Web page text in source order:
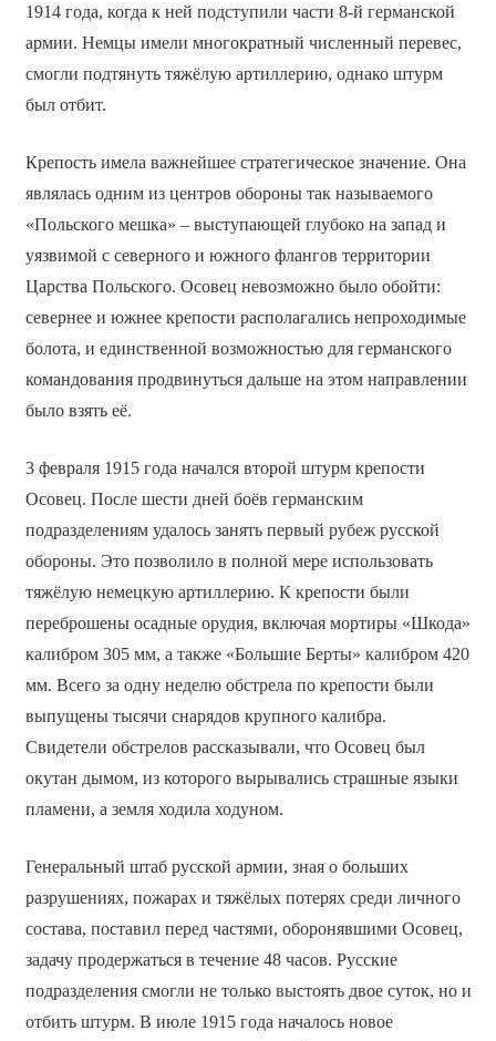
1914 года, когда к ней подступили части 8-й германской
армии. Немцы имели многократный численный перевес,
смогли подтянуть тяжёлую артиллерию, однако штурм
был отбит.
Крепость имела важнейшее стратегическое значение. Она
являлась одним из центров обороны так называемого
«Польского мешка» – выступающей глубоко на запад и
уязвимой с северного и южного флангов территории
Царства Польского. Осовец невозможно было обойти:
севернее и южнее крепости располагались непроходимые
болота, и единственной возможностью для германского
командования продвинуться дальше на этом направлении
было взять её.
3 февраля 1915 года начался второй штурм крепости
Осовец. После шести дней боёв германским
подразделениям удалось занять первый рубеж русской
обороны. Это позволило в полной мере использовать
тяжёлую немецкую артиллерию. К крепости были
переброшены осадные орудия, включая мортиры «Шкода»
калибром 305 мм, а также «Большие Берты» калибром 420
мм. Всего за одну неделю обстрела по крепости были
выпущены тысячи снарядов крупного калибра.
Свидетели обстрелов рассказывали, что Осовец был
окутан дымом, из которого вырывались страшные языки
пламени, а земля ходила ходуном.
Генеральный штаб русской армии, зная о больших
разрушениях, пожарах и тяжёлых потерях среди личного
состава, поставил перед частями, оборонявшими Осовец,
задачу продержаться в течение 48 часов. Русские
подразделения смогли не только выстоять двое суток, но и
отбить штурм. В июле 1915 года началось новое